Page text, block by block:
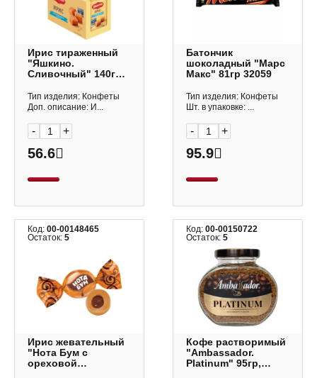
Ирис тираженный
"Яшкино.
Сливочный" 140гр
Тип изделия: Конфеты
Доп. описание: И...
- +
56.6
Батончик
шоколадный "Марс
Макс" 81гр 32059
Тип изделия: Конфеты
Шт. в упаковке: ...
- +
95.9
Код: 00-00148465
Остаток: 5
Ирис жевательный
"Нота Бум с
ореховой
Код:00-00150722
Остаток:5
Кофе растворимый
"Ambassador.
Platinum" 95гр,